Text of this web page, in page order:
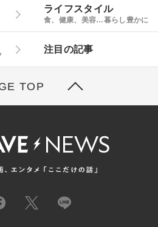
ライフスタイル
食、健康、美容…暮らし豊かに
注目の記事
TOP